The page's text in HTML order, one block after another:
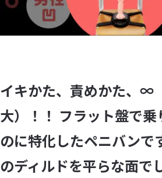
イキかた、責めかた、∞
大）！！ フラット盤で乗
のに特化したペニバンで
のディルドを平らな面で